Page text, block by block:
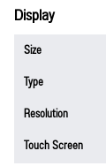
Display
Size
Type
Resolution
Touch Screen